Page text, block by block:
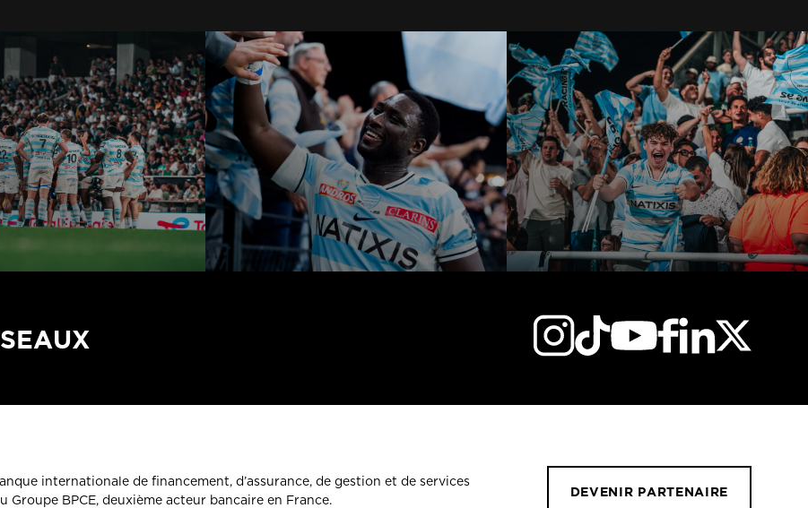
internationale de financement, d’assurance, de gestion et de services
Groupe BPCE, deuxième acteur bancaire en France.
DEVENIR PARTENAIRE